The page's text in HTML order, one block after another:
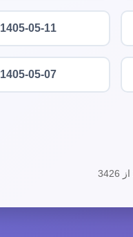
1405-05-11
1405-05-07